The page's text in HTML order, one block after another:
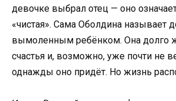
девочке выбрал отец — оно
«чистая». Сама Оболдина называет
вымоленным ребёнком. Она долго
счастья и, возможно, уже почти не
однажды оно придёт. Но жизнь